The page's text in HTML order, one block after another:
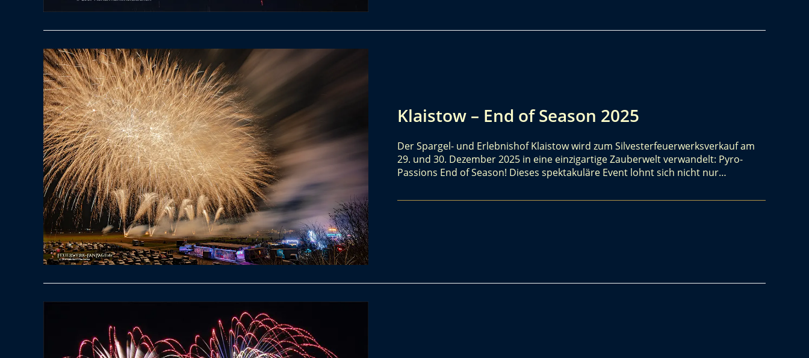
Klaistow – End of Season 2025
Der Spargel- und Erlebnishof Klaistow wird zum Silvesterfeuerwerksverkauf am
29. und 30. Dezember 2025 in eine einzigartige Zauberwelt verwandelt: Pyro-
Passions End of Season! Dieses spektakuläre Event lohnt sich nicht nur…